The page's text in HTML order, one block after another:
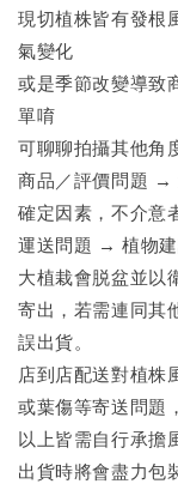
現切植株皆有發根
氣變化
或是季節改變導致
單唷
可聊聊拍攝其他角
商品／評價問題 →
確定因素，不介意
運送問題 → 植物
大植栽會脱盆並以
寄出，若需連同其
誤出貨。
店到店配送對植株
或葉傷等寄送問題，
以上皆需自行承擔
出貨時將會盡力包